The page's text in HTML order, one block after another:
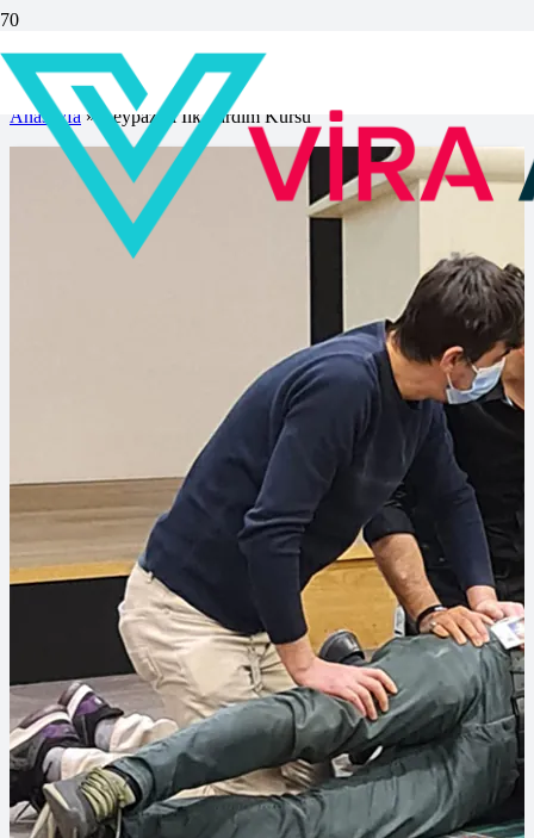
Beypazarı İlk Yardım Kursu
Anasayfa » Beypazarı İlk Yardım Kursu